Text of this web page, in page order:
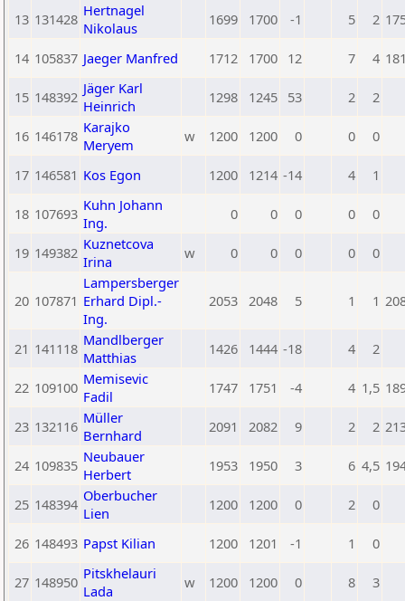
13 131428 Hertnagel
Nikolaus
1699 1700 -1 5 2
14 105837 Jaeger Manfred 1712 1700 12 7 4
15 148392 Jäger Karl
Heinrich
1298 1245 53 2 2
16 146178 Karajko
Meryem
w 1200 1200 0 0 0
17 146581 Kos Egon 1200 1214 -14 4 1
18 107693 Kuhn Johann
Ing.
0 0 0 0 0
19 149382 Kuznetcova
Irina
w 0 0 0 0 0
20 107871
Lampersberger
Erhard Dipl.-
Ing.
2053 2048 5 1 1
21 141118 Mandlberger
Matthias
1426 1444 -18 4 2
22 109100 Memisevic
Fadil
1747 1751 -4 4 1,5
23 132116 Müller
Bernhard
2091 2082 9 2 2
24 109835 Neubauer
Herbert
1953 1950 3 6 4,5
25 148394 Oberbucher
Lien
1200 1200 0 2 0
26 148493 Papst Kilian 1200 1201 -1 1 0
27 148950 Pitskhelauri
Lada
w 1200 1200 0 8 3